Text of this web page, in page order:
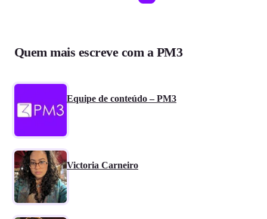
Quem mais escreve com a PM3
Equipe de conteúdo – PM3
Victoria Carneiro